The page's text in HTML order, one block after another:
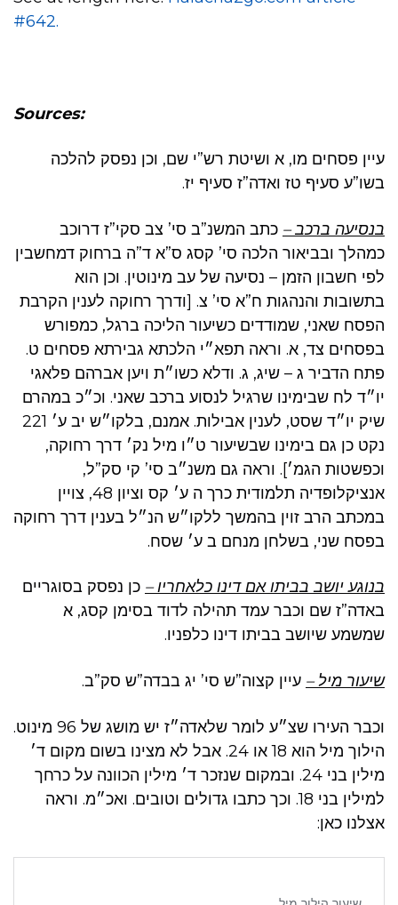
#642.
Sources:
עיין פסחים מו, א ושיטת רש”י שם, וכן נפסק להלכה
בשו”ע סעיף טז ואדה”ז סעיף יז.
בנסיעה ברכב – כתב המשנ”ב סי’ צב סקי”ז דרוכב
כמהלך ובביאור הלכה סי’ קסג ס”א ד”ה ברחוק דמחשבין
לפי חשבון הזמן – נסיעה של עב מינוטין. וכן הוא
בתשובות והנהגות ח”א סי’ צ. [ודרך רחוקה לענין הקרבת
הפסח שאני, שמודדים כשיעור הליכה ברגל, כמפורש
בפסחים צד, א. וראה תפא״י הלכתא גבירתא פסחים ט.
פתח הדביר ג – שיג, ג. ודלא כשו״ת ויען אברהם פלאגי
יו״ד לח שבימינו שרגיל לנסוע ברכב שאני. וכ״כ במהרם
שיק יו״ד שסט, לענין אבילות. אמנם, בלקו״ש יב ע׳ 221
נקט כן גם בימינו שבשיעור ט״ו מיל נק׳ דרך רחוקה,
וכפשטות הגמ׳]. וראה גם משנ״ב סי’ קי סק”ל,
אנציקלופדיה תלמודית כרך ה ע׳ קס וציון 48, צויין
במכתב הרב זוין בהמשך ללקו״ש הנ״ל בענין דרך רחוקה
בפסח שני, בשלחן מנחם ב ע׳ שסח.
בנוגע יושב בביתו אם דינו כלאחריו – כן נפסק בסוגריים
באדה”ז שם וכבר עמד תהילה לדוד בסימן קסג, א
שמשמע שיושב בביתו דינו כלפניו.
שיעור מיל – עיין קצוה”ש סי’ יג בבדה”ש סק”ב.
וכבר העירו שצ״ע לומר שלאדה״ז יש מושג של 96 מינוט.
הילוך מיל הוא 18 או 24. אבל לא מצינו בשום מקום ד׳
מילין בני 24. ובמקום שנזכר ד׳ מילין הכוונה על כרחך
למילין בני 18. וכך כתבו גדולים וטובים. ואכ״מ. וראה
אצלנו כאן: